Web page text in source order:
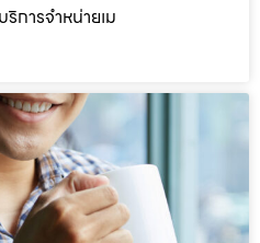
การจำหน่ายเม